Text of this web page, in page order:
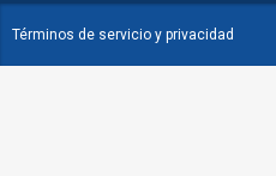
Términos de servicio y privacidad